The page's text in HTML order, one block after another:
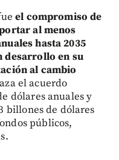
el compromiso de
al menos
hasta 2035
desarrollo en su
al cambio
el acuerdo
dólares anuales y
billones de dólares
públicos,